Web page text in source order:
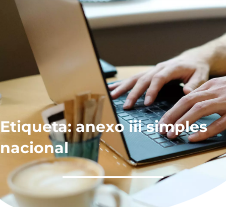
Etiqueta: anexo iii simples
nacional